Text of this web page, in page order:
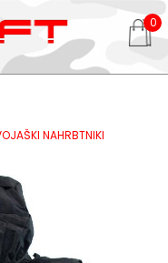
0
NAHRBTNIKI